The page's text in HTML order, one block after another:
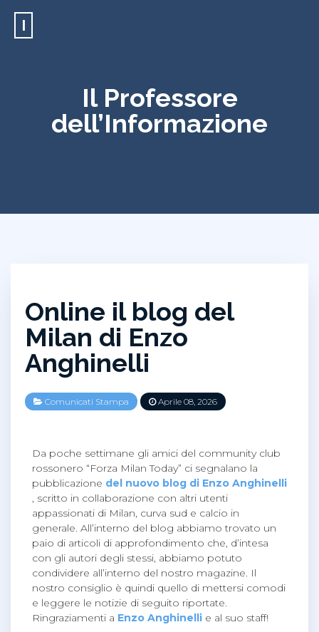
I
Il Professore
dell’Informazione
Online il blog del
Milan di Enzo
Anghinelli
Comunicati Stampa Aprile 08, 2026
Da poche settimane gli amici del community club
rossonero “Forza Milan Today” ci segnalano la
pubblicazione del nuovo blog di Enzo Anghinelli
, scritto in collaborazione con altri utenti
appassionati di Milan, curva sud e calcio in
generale. All’interno del blog abbiamo trovato un
paio di articoli di approfondimento che, d’intesa
con gli autori degli stessi, abbiamo potuto
condividere all’interno del nostro magazine. Il
nostro consiglio è quindi quello di mettersi comodi
e leggere le notizie di seguito riportate.
Ringraziamenti a Enzo Anghinelli e al suo staff!